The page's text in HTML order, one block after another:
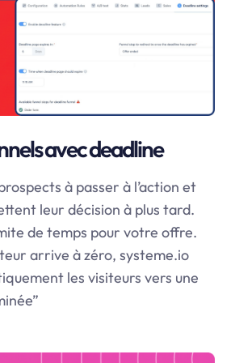
avec deadline
à passer à l’action et
leur décision à plus tard.
de temps pour votre offre.
arrive à zéro, systeme.io
les visiteurs vers une